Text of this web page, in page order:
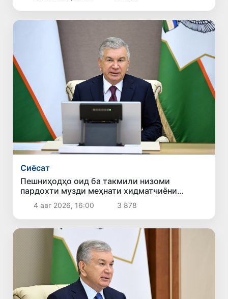
Сиёсат
Пешниҳодҳо оид ба такмили низоми
пардохти музди меҳнати хидматчиёни
давлатӣ баррасӣ шуданд
4 авг 2026, 16:00 3 878